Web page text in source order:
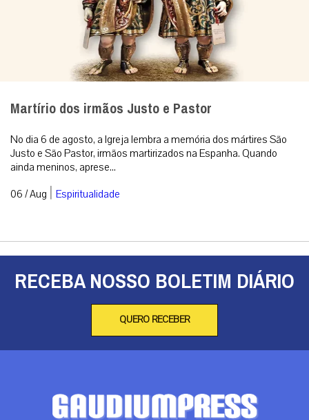
Martírio dos irmãos Justo e Pastor
No dia 6 de agosto, a Igreja lembra a memória dos mártires São
Justo e São Pastor, irmãos martirizados na Espanha. Quando
ainda meninos, aprese...
06 / Aug | Espiritualidade
RECEBA NOSSO BOLETIM DIÁRIO
QUERO RECEBER